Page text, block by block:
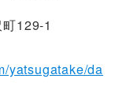
129-1
yatsugatake/da